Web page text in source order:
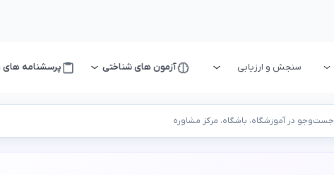
سنجش و ارزیابی آزمون های شناختی پرسشنامه های
جست‌وجو در آموزشگاه، باشگاه، مرکز مشاوره